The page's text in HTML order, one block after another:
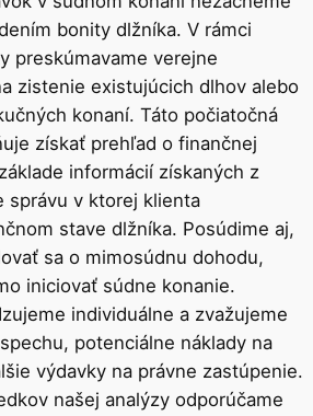
bonity dlžníka. V rámci
preskúmavame verejne
zistenie existujúcich dlhov alebo
konaní. Táto počiatočná
získať prehľad o finančnej
informácií získaných z
správu v ktorej klienta
stave dlžníka. Posúdime aj,
sa o mimosúdnu dohodu,
iniciovať súdne konanie.
individuálne a zvažujeme
potenciálne náklady na
výdavky na právne zastúpenie.
našej analýzy odporúčame